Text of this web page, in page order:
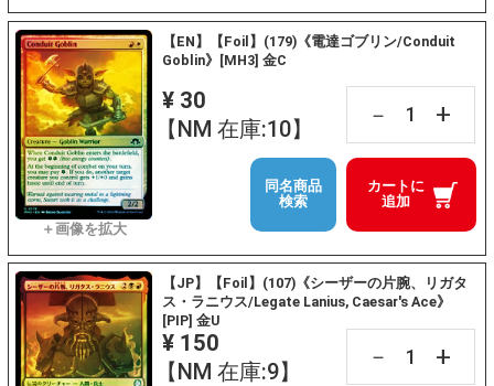
【EN】【Foil】(179)《電達ゴブリン/Conduit
Goblin》[MH3] 金C
¥ 30
【NM 在庫:10】
－ +
カートに
追加
同名商品
検索
【JP】【Foil】(107)《シーザーの片腕、リガタ
ス・ラニウス/Legate Lanius, Caesar's Ace》
[PIP] 金U
¥ 150
【NM 在庫:9】
－ +